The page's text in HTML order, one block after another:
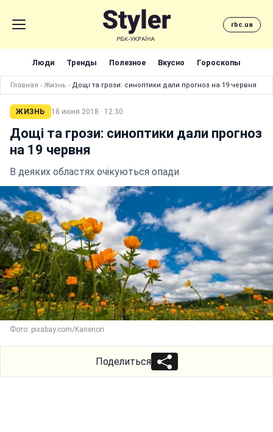
rbc.ua
Люди Тренды Полезное Вкусно Гороскопы
Главная › Жизнь › Дощі та грози: синоптики дали прогноз на 19 червня
ЖИЗНЬ 18 июня 2018 · 12:30
Дощі та грози: синоптики дали прогноз
на 19 червня
В деяких областях очікуються опади
Фото: pixabay.com/Kanenori
Поделиться